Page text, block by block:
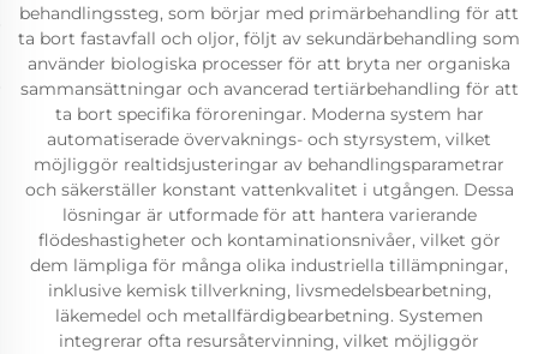
behandlingssteg, som börjar med primärbehandling för att
ta bort fastavfall och oljor, följt av sekundärbehandling som
använder biologiska processer för att bryta ner organiska
sammansättningar och avancerad tertiärbehandling för att
ta bort specifika föroreningar. Moderna system har
automatiserade övervaknings- och styrsystem, vilket
möjliggör realtidsjusteringar av behandlingsparametrar
och säkerställer konstant vattenkvalitet i utgången. Dessa
lösningar är utformade för att hantera varierande
flödeshastigheter och kontaminationsnivåer, vilket gör
dem lämpliga för många olika industriella tillämpningar,
inklusive kemisk tillverkning, livsmedelsbearbetning,
läkemedel och metallfärdigbearbetning. Systemen
integrerar ofta resursåtervinning, vilket möjliggör